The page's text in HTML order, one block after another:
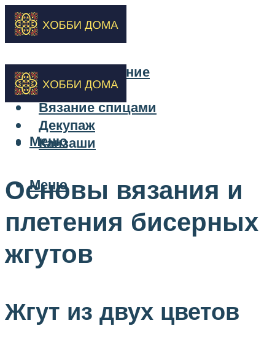
Бисероплетение
Вышивка
Вязание спицами
Декупаж
Канзаши
Меню
Меню
Основы вязания и
плетения бисерных
жгутов
Жгут из двух цветов